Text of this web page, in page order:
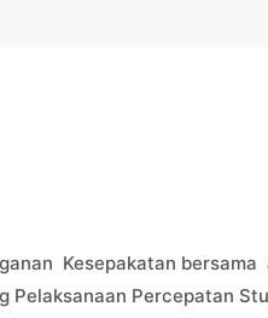
Kesepakatan bersama
Pelaksanaan Percepatan